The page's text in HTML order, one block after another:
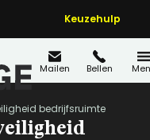
Keuzehulp
Mailen Bellen
bedrijfsruimte